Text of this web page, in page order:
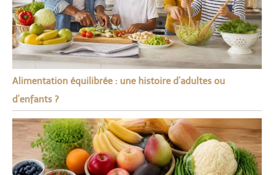
Alimentation équilibrée : une histoire d’adultes ou
d’enfants ?